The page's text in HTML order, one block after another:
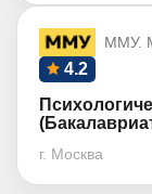
ММУ.
4.2
г. Москва